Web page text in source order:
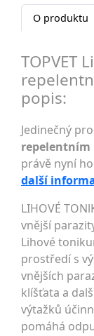
O produktu
TOPVET
popis:
Jedinečný
repelentním
právě nyní
další
LIHOVÉ
vnější
Lihové
prostředí s
vnějších
klíšťata a
výtažků
pomáhá